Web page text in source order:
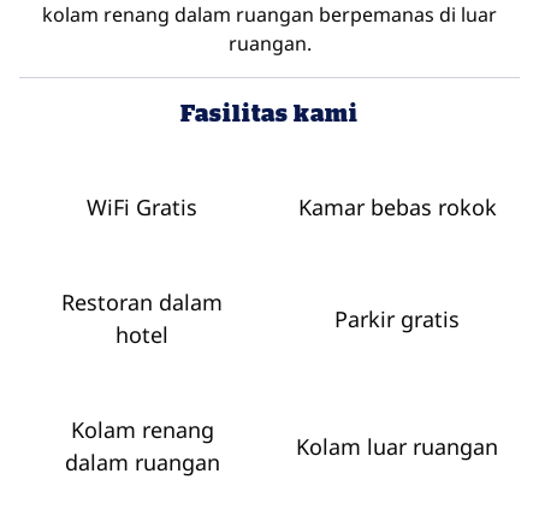
kolam renang dalam ruangan berpemanas di luar
ruangan.
Fasilitas kami
WiFi Gratis Kamar bebas rokok
Restoran dalam
hotel
Parkir gratis
Kolam renang
dalam ruangan
Kolam luar ruangan